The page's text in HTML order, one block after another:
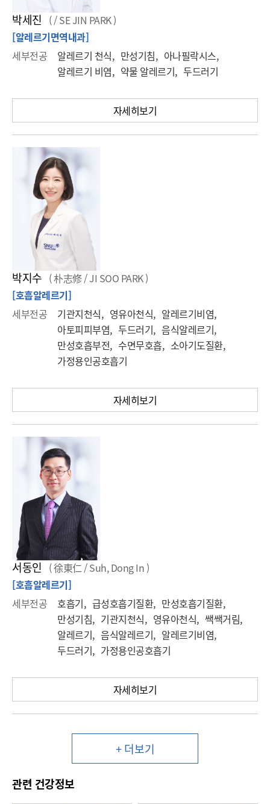
박세진 ( / SE JIN PARK )
[알레르기면역내과]
세부전공
알레르기 천식, 만성기침, 아나필락시스,
알레르기 비염, 약물 알레르기, 두드러기
자세히보기
박지수 ( 朴志修 / JI SOO PARK )
[호흡알레르기]
세부전공
기관지천식, 영유아천식, 알레르기비염,
아토피피부염, 두드러기, 음식알레르기,
만성호흡부전, 수면무호흡, 소아기도질환,
가정용인공호흡기
자세히보기
서동인 ( 徐東仁 / Suh, Dong In )
[호흡알레르기]
세부전공
호흡기, 급성호흡기질환, 만성호흡기질환,
만성기침, 기관지천식, 영유아천식, 쌕쌕거림,
알레르기, 음식알레르기, 알레르기비염,
두드러기, 가정용인공호흡기
자세히보기
+ 더보기
관련 건강정보